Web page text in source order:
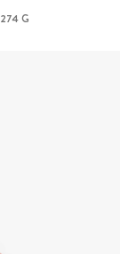
274 G